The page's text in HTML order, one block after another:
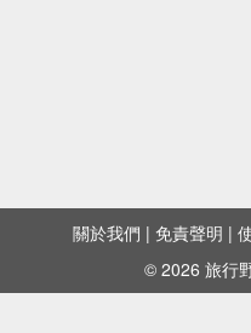
關於我們 | 免責聲明 |
© 2026 旅行